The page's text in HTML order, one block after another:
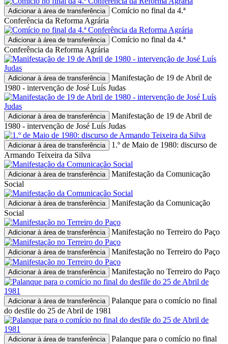
Adicionar à área de transferência
Comício no final da 4.ª
Conferência da Reforma Agrária
Adicionar à área de transferência
Comício no final da 4.ª
Conferência da Reforma Agrária
Adicionar à área de transferência
Manifestação de 19 de Abril de
1980 - intervenção de José Luís Judas
Adicionar à área de transferência
Manifestação de 19 de Abril de
1980 - intervenção de José Luís Judas
Adicionar à área de transferência
1.º de Maio de 1980: discurso de
Armando Teixeira da Silva
Adicionar à área de transferência
Manifestação da Comunicação
Social
Adicionar à área de transferência
Manifestação da Comunicação
Social
Adicionar à área de transferência Manifestação no Terreiro do Paço
Adicionar à área de transferência Manifestação no Terreiro do Paço
Adicionar à área de transferência Manifestação no Terreiro do Paço
Adicionar à área de transferência
Palanque para o comício no final
do desfile do 25 de Abril de 1981
Adicionar à área de transferência
Palanque para o comício no final